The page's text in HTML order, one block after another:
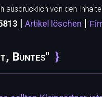
ausdrücklich von den
| Artikel löschen |
Buntes"